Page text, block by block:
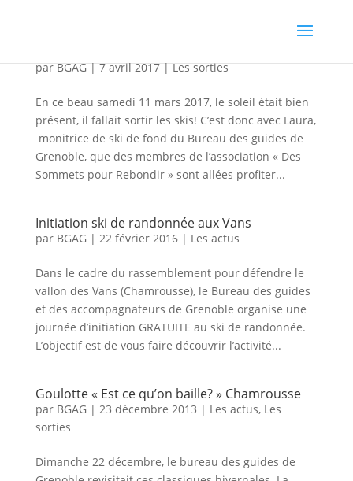
parBGAG|7 avril 2017|Les sorties
En ce beau samedi 11 mars 2017, le soleil était bien
présent, il fallait sortir les skis! C’est donc avec Laura,
monitrice de ski de fond du Bureau des guides de
Grenoble, que des membres de l’association « Des
Sommets pour Rebondir » sont allées profiter...
Initiation ski de randonnée aux Vans
par BGAG| 22 février 2016| Les actus
Dans le cadre du rassemblement pour défendre le
vallon des Vans (Chamrousse), le Bureau des guides
et des accompagnateurs de Grenoble organise une
journée d’initiation GRATUITE au ski de randonnée.
L’objectif est de vous faire découvrir l’activité...
Goulotte « Est ce qu’on baille? » Chamrousse
par BGAG| 23 décembre 2013 | Les actus, Les
sorties
Dimanche 22 décembre, le bureau des guides de